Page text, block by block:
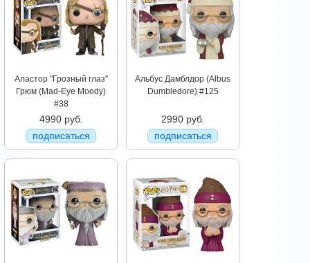
Аластор "Грозный глаз"
Грюм (Mad-Eye Moody)
#38
4990 руб.
подписаться
Альбус Дамблдор (Albus
Dumbledore) #125
2990 руб.
подписаться